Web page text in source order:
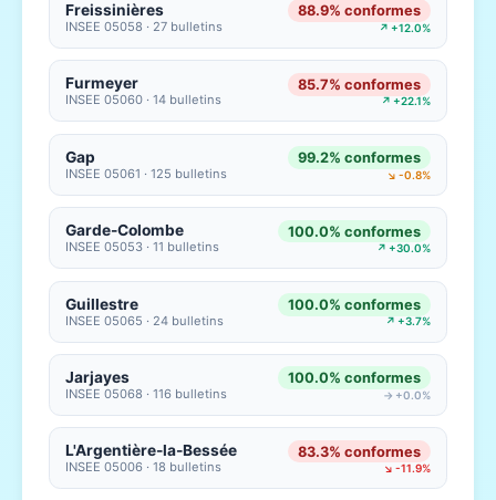
Freissinières
INSEE 05058 · 27 bulletins
88.9% conformes
↗ +12.0%
Furmeyer
INSEE 05060 · 14 bulletins
85.7% conformes
↗ +22.1%
Gap
INSEE 05061 · 125 bulletins
99.2% conformes
↘ -0.8%
Garde-Colombe
INSEE 05053 · 11 bulletins
100.0% conformes
↗ +30.0%
Guillestre
INSEE 05065 · 24 bulletins
100.0% conformes
↗ +3.7%
Jarjayes
INSEE 05068 · 116 bulletins
100.0% conformes
→ +0.0%
L'Argentière-la-Bessée
INSEE 05006 · 18 bulletins
83.3% conformes
↘ -11.9%